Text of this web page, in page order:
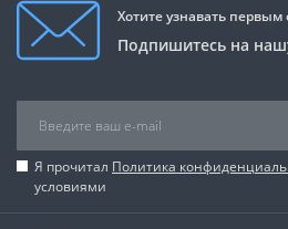
Хотите узнавать первым
Подпишитесь на
Я прочитал Политика
условиями